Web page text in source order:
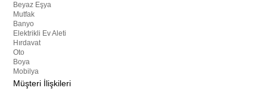
Beyaz Eşya
Mutfak
Banyo
Elektrikli Ev Aleti
Hırdavat
Oto
Boya
Mobilya
Müşteri İlişkileri